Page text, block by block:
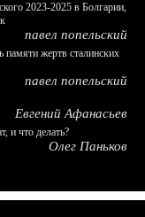
2023-2025 в Болгарии,
павел попельский
жертв сталинских
павел попельский
Евгений Афанасьев
и что делать?
Олег Паньков